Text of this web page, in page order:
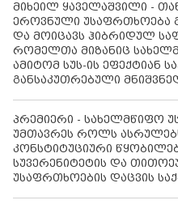
მიხეილ ყაველაშვილი -
ეროვნული უსაფრთხოება
და მოიცავს ჰიბრიდულ
რომელთა მიზანიც
ამიტომ სუს-ის ეფექტიან
განსაკუთრებული
პრემიერი - სახელმწიფო
უმთავრეს როლს
კონსტიტუციური
სუვერენიტეტის და
უსაფრთხოების დაცვის